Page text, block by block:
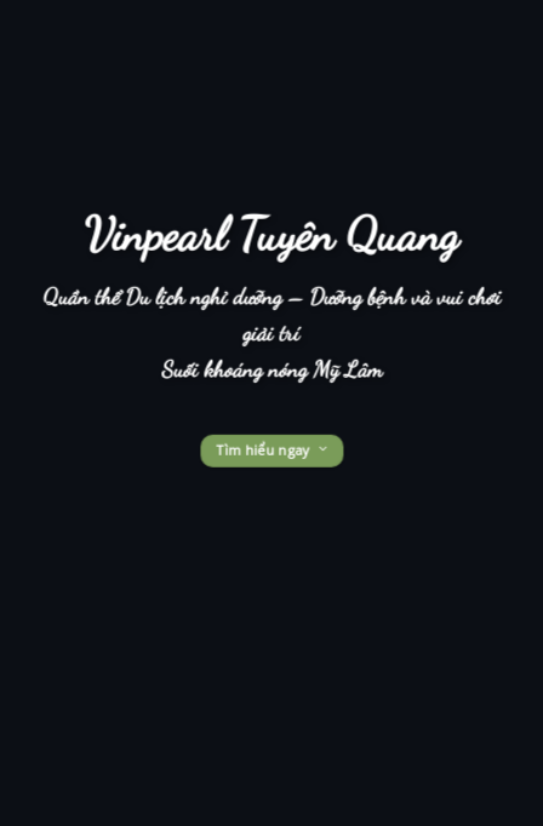
Vinpearl Tuyên Quang
Quần thể Du lịch nghỉ dưỡng – Dưỡng bệnh và vui chơi
giải trí
Suối khoáng nóng Mỹ Lâm
Tìm hiểu ngay